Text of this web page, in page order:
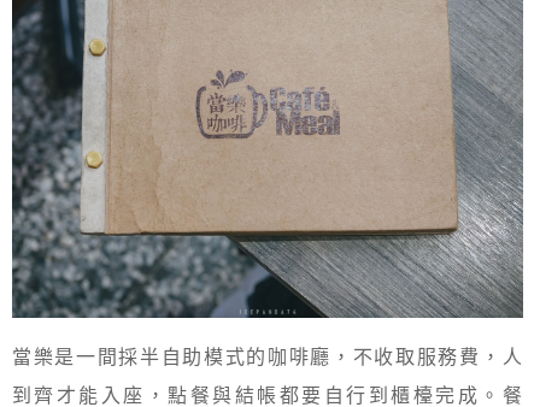
當樂是一間採半自助模式的咖啡廳，不收取服務費，人
到齊才能入座，點餐與結帳都要自行到櫃檯完成。餐